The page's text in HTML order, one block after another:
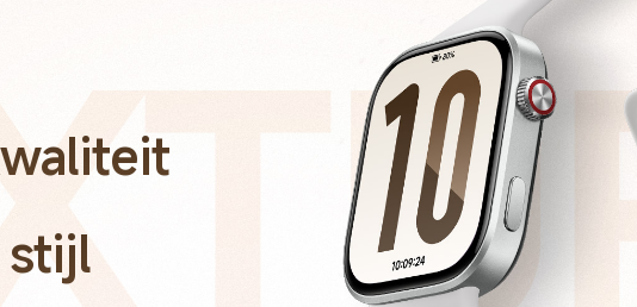
stijl